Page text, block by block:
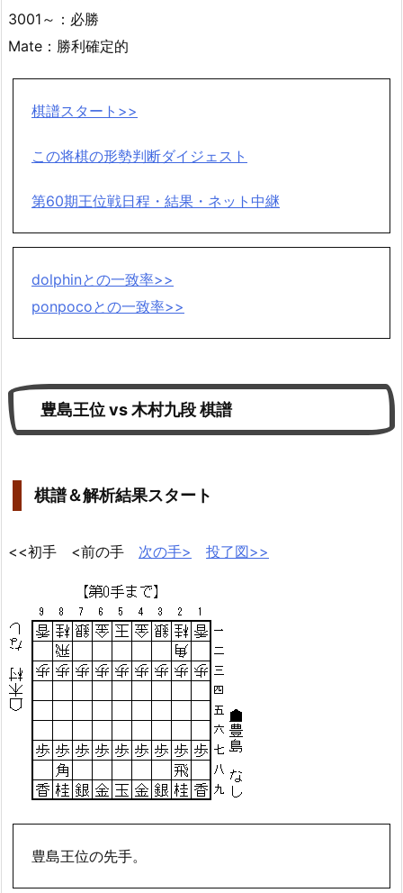
3001～：必勝
Mate：勝利確定的
棋譜スタート>>
この将棋の形勢判断ダイジェスト
第60期王位戦日程・結果・ネット中継
dolphinとの一致率>>
ponpocoとの一致率>>
豊島王位 vs 木村九段 棋譜
棋譜＆解析結果スタート
<<初手 <前の手 次の手> 投了図>>
豊島王位の先手。